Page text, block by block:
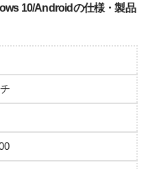
10/Androidの仕様・製品